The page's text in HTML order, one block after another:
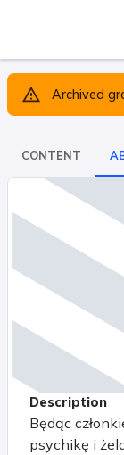
Archived
CONTENT
Description
Będąc
psychikę i